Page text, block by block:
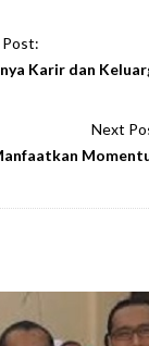
Karir dan
Next